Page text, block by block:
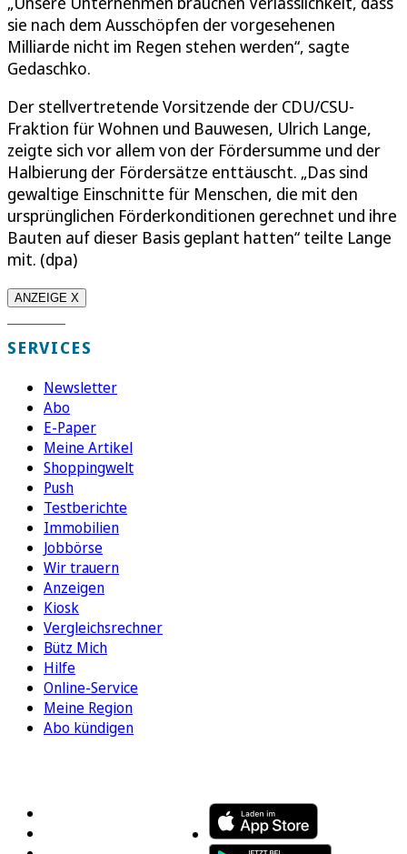
sie nach dem Ausschöpfen der vorgesehenen
Milliarde nicht im Regen stehen werden“, sagte
Gedaschko.
Der stellvertretende Vorsitzende der CDU/CSU-
Fraktion für Wohnen und Bauwesen, Ulrich Lange,
zeigte sich vor allem von der Fördersumme und der
Halbierung der Fördersätze enttäuscht. „Das sind
gewaltige Einschnitte für Menschen, die mit den
ursprünglichen Förderkonditionen gerechnet und ihre
Bauten auf dieser Basis geplant hatten“ teilte Lange
mit. (dpa)
ANZEIGE X
SERVICES
Newsletter
Abo
E-Paper
Meine Artikel
Shoppingwelt
Push
Testberichte
Immobilien
Jobbörse
Wir trauern
Anzeigen
Kiosk
Vergleichsrechner
Bütz Mich
Hilfe
Online-Service
Meine Region
Abo kündigen